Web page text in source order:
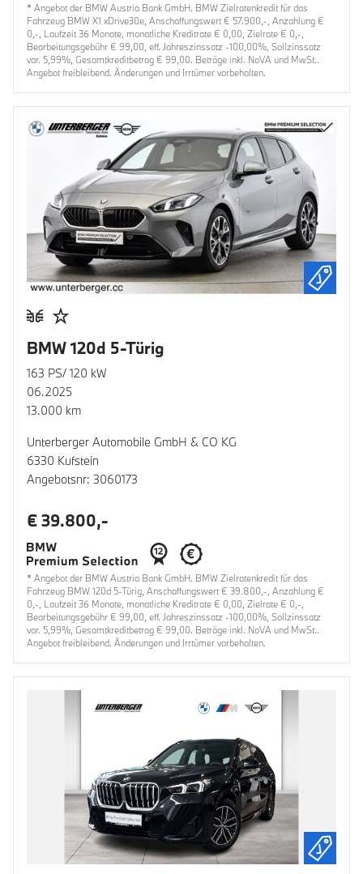
* Angebot der BMW Austria Bank GmbH. BMW Zielratenkredit für das
Fahrzeug BMW X1 xDrive30e, Anschaffungswert € 57.900,-, Anzahlung €
0,-, Laufzeit 36 Monate, monatliche Kreditrate € 0,00, Zielrate € 0,-,
Bearbeitungsgebühr € 99,00, eff. Jahreszinssatz -100,00%, Sollzinssatz
var. 5,99%, Gesamtkreditbetrag € 99,00. Beträge inkl. NoVA und MwSt..
Angebot freibleibend. Änderungen und Irrtümer vorbehalten.
BMW 120d 5-Türig
163 PS/ 120 kW
06.2025
13.000 km
Unterberger Automobile GmbH & CO KG
6330 Kufstein
Angebotsnr: 3060173
€ 39.800,-
* Angebot der BMW Austria Bank GmbH. BMW Zielratenkredit für das
Fahrzeug BMW 120d 5-Türig, Anschaffungswert € 39.800,-, Anzahlung €
0,-, Laufzeit 36 Monate, monatliche Kreditrate € 0,00, Zielrate € 0,-,
Bearbeitungsgebühr € 99,00, eff. Jahreszinssatz -100,00%, Sollzinssatz
var. 5,99%, Gesamtkreditbetrag € 99,00. Beträge inkl. NoVA und MwSt..
Angebot freibleibend. Änderungen und Irrtümer vorbehalten.